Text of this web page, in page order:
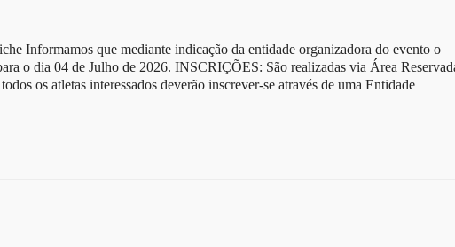
Informamos que mediante indicação da entidade organizadora do evento o
o dia 04 de Julho de 2026. INSCRIÇÕES: São realizadas via Área
os atletas interessados deverão inscrever-se através de uma Entidade